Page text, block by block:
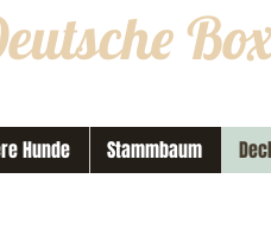
Hunde Stammbaum